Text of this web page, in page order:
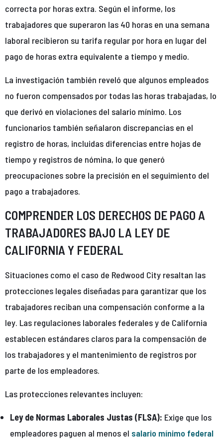
correcta por horas extra. Según el informe, los
trabajadores que superaron las 40 horas en una semana
laboral recibieron su tarifa regular por hora en lugar del
pago de horas extra equivalente a tiempo y medio.
La investigación también reveló que algunos empleados
no fueron compensados por todas las horas trabajadas, lo
que derivó en violaciones del salario mínimo. Los
funcionarios también señalaron discrepancias en el
registro de horas, incluidas diferencias entre hojas de
tiempo y registros de nómina, lo que generó
preocupaciones sobre la precisión en el seguimiento del
pago a trabajadores.
COMPRENDER LOS DERECHOS DE PAGO A
TRABAJADORES BAJO LA LEY DE
CALIFORNIA Y FEDERAL
Situaciones como el caso de Redwood City resaltan las
protecciones legales diseñadas para garantizar que los
trabajadores reciban una compensación conforme a la
ley. Las regulaciones laborales federales y de California
establecen estándares claros para la compensación de
los trabajadores y el mantenimiento de registros por
parte de los empleadores.
Las protecciones relevantes incluyen:
Ley de Normas Laborales Justas (FLSA): Exige que los
empleadores paguen al menos el salario mínimo federal